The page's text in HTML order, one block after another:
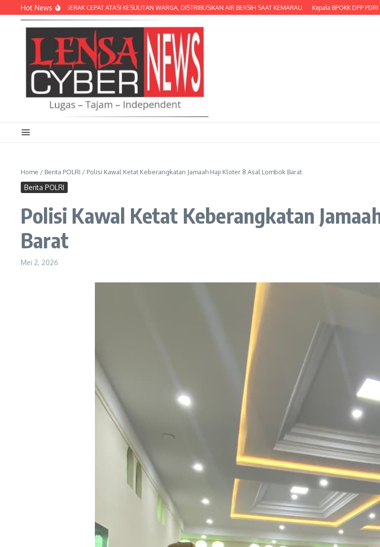
Lewati ke konten
Hot News
TP 31/PS GERAK CEPAT ATASI KESULITAN WARGA, DISTRIBUSIKAN AIR BERSIH SAAT KEMARAU Kepala BPOKK DPP PDRI
Home / Berita POLRI / Polisi Kawal Ketat Keberangkatan Jamaah Haji Kloter 8 Asal Lombok Barat
Berita POLRI
Polisi Kawal Ketat Keberangkatan
Barat
Mei 2, 2026